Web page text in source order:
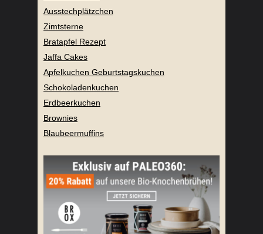
Ausstechplätzchen
Zimtsterne
Bratapfel Rezept
Jaffa Cakes
Apfelkuchen Geburtstagskuchen
Schokoladenkuchen
Erdbeerkuchen
Brownies
Blaubeermuffins